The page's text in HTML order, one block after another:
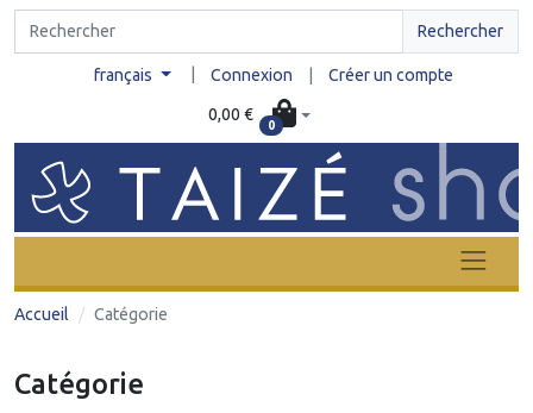
Rechercher
français Connexion Créer un compte
0,00 €
0
Accueil Catégorie
Catégorie